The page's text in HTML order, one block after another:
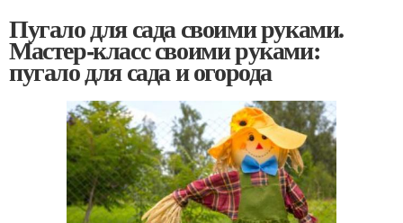
Пугало для сада своими руками.
Мастер-класс своими руками:
пугало для сада и огорода